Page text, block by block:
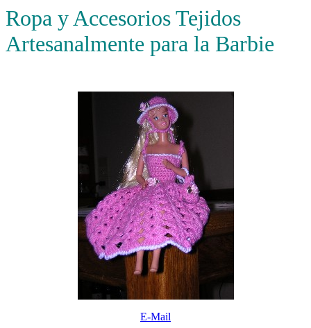
Ropa y Accesorios Tejidos
Artesanalmente para la Barbie
E-Mail